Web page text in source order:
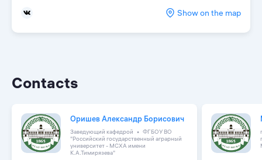
Show on the map
Contacts
Оришев Александр Борисович
Заведующий кафедрой
ФГБОУ ВО
"Российский государственный аграрный
университет - МСХА имени
К.А.Тимирязева"